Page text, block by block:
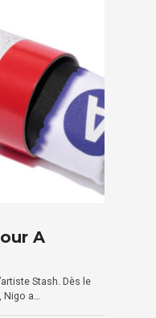
A
Stash. Dès le
Nigo a…